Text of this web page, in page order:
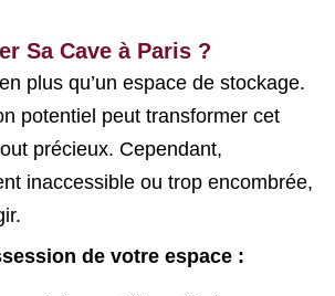
Sa Cave à Paris ?
plus qu’un espace de stockage.
potentiel peut transformer cet
précieux. Cependant,
inaccessible ou trop encombrée,
de votre espace :